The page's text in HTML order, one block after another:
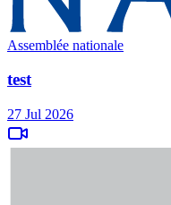
Assemblée nationale
test
27 Jul 2026